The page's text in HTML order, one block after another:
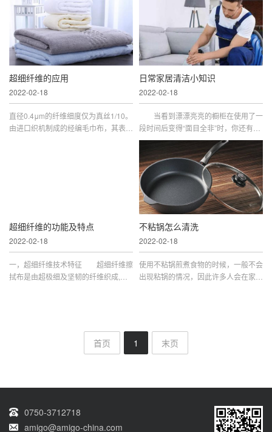
家庭或者办公室都会有金属钢丝球的身
影，在难以用抹布和清洁剂清洗的物体
表面，我们都需要钢丝球的帮忙，...
大家一起来了解了解吧。吸油烟机自动
清洗有用吗会有一定的效果，此功能是
利用加热、蒸汽等方式来达清洁效果...
超细纤维的应用
2022-02-18
直径0.4μm的纤维细度仅为真丝1/10。
由进口织机制成的经编毛巾布，其表面
日常家居清洁小知识
2022-02-18
当看到漂漂亮亮的橱柜在使用了一
段时间后变得“面目全非”时，你还有下
厨的好心情吗？下面是一些橱柜日常保
养和清洁的小常识，供大家借鉴。
台面 保养篇：无论哪种材质都怕高
温侵蚀，使用中应当注意避免热...
超细纤维的功能及特点
2022-02-18
一，超细纤维技术特征 超细纤维擦
拭布是由超极细及坚韧的纤维织成,具
不粘锅怎么清洗
2022-02-18
使用不粘锅煎煮食物的时候，一般不会
出现粘锅的情况，因此许多人会在家中
首页 1 末页
0750-3712718
amigo@amigo-china.com